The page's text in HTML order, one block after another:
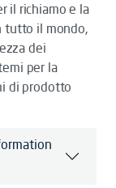
il richiamo e la
tutto il mondo,
dei
per la
di prodotto